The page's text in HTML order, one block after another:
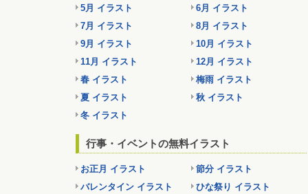
5月 イラスト
6月 イラスト
7月 イラスト
8月 イラスト
9月 イラスト
10月 イラスト
11月 イラスト
12月 イラスト
春 イラスト
梅雨 イラスト
夏 イラスト
秋 イラスト
冬 イラスト
行事・イベントの無料イラスト
お正月 イラスト
節分 イラスト
バレンタイン イラスト
ひな祭り イラスト